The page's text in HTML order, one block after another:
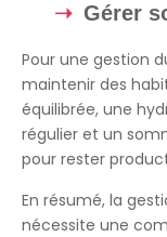
Gérer
Pour une gestion
maintenir des
équilibrée, une
régulier et un
pour rester
En résumé, la
nécessite une